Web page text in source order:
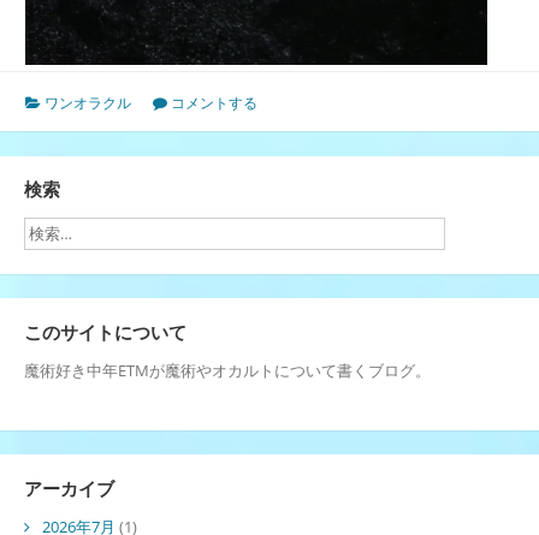
ワンオラクル コメントする
検索
このサイトについて
魔術好き中年ETMが魔術やオカルトについて書くブログ。
アーカイブ
2026年7月 (1)